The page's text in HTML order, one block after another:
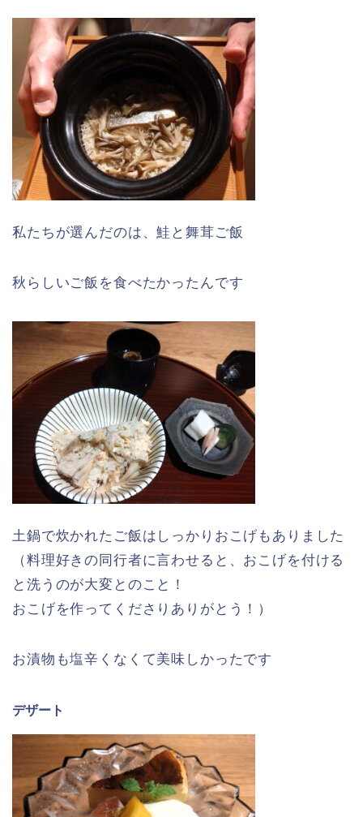
私たちが選んだのは、鮭と舞茸ご飯
秋らしいご飯を食べたかったんです
土鍋で炊かれたご飯はしっかりおこげもありました
（料理好きの同行者に言わせると、おこげを付ける
と洗うのが大変とのこと！
おこげを作ってくださりありがとう！）
お漬物も塩辛くなくて美味しかったです
デザート